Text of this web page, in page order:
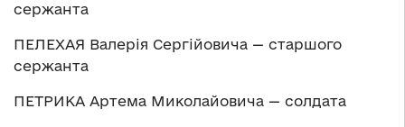
сержанта
ПЕЛЕХАЯ Валерія Сергійовича — старшого
сержанта
ПЕТРИКА Артема Миколайовича — солдата